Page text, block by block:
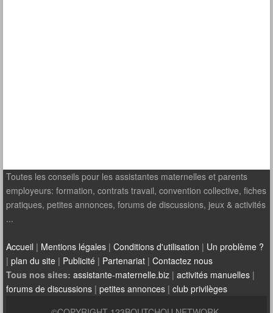
Toutes les conseils pour les assistantes maternelles et parents
employeurs: formation, contrats travail, convention collective, fiches
pratiques, petites annonces, forums de discussions, jeux & activités
...
Accueil | Mentions légales | Conditions d'utilisation | Un problème ?
| plan du site | Publicité | Partenariat | Contactez nous
Tous nos sites: assistante-maternelle.biz | activités manuelles |
forums de discussions | petites annonces | club privilèges